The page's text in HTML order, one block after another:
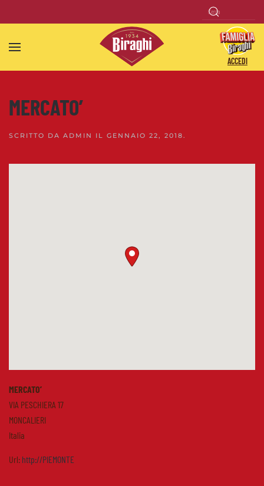
Skip to main content
ACCEDI
MERCATO’
SCRITTO DA ADMIN IL GENNAIO 22, 2018.
MERCATO’
VIA PESCHIERA 17
MONCALIERI
Italia
Url: http://PIEMONTE